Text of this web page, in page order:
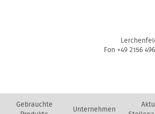
Fon +49 2156
Gebrauchte
Unternehmen